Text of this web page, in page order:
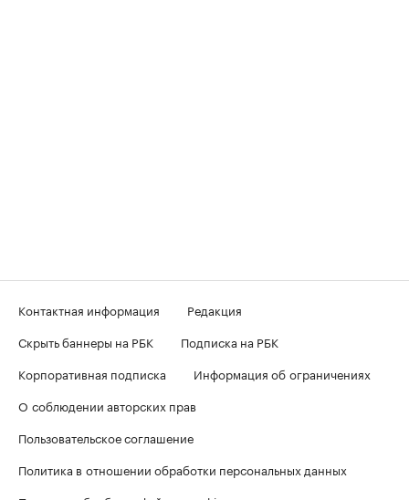
Контактная информация
Редакция
Скрыть баннеры на РБК
Подписка на РБК
Корпоративная подписка
Информация об ограничениях
О соблюдении авторских прав
Пользовательское соглашение
Политика в отношении обработки персональных данных